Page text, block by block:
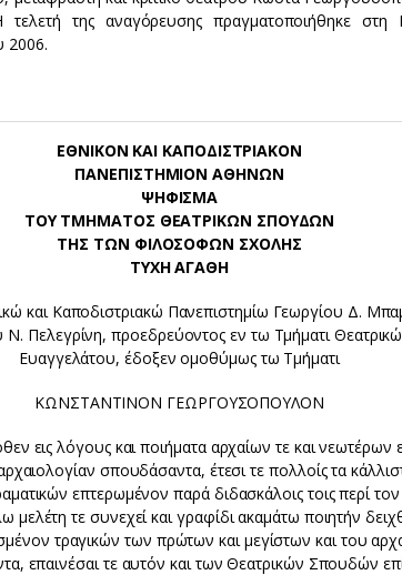
τελετή της αναγόρευσης πραγματοποιήθηκε
2006.
ΕΘΝΙΚΟΝ ΚΑΙ ΚΑΠΟΔΙΣΤΡΙΑΚΟΝ
ΠΑΝΕΠΙΣΤΗΜΙΟΝ ΑΘΗΝΩΝ
ΨΗΦΙΣΜΑ
ΤΟΥ ΤΜΗΜΑΤΟΣ ΘΕΑΤΡΙΚΩΝ ΣΠΟΥΔΩΝ
ΤΗΣ ΤΩΝ ΦΙΛΟΣΟΦΩΝ ΣΧΟΛΗΣ
ΤΥΧΗ ΑΓΑΘΗ
και Καποδιστριακώ Πανεπιστημίω Γεωργίου Δ.
Πελεγρίνη, προεδρεύοντος εν τω Τμήματι
Ευαγγελάτου, έδοξεν ομοθύμως τω Τμήματι
ΚΩΝΣΤΑΝΤΙΝΟΝ ΓΕΩΡΓΟΥΣΟΠΟΥΛΟΝ
εις λόγους και ποιήματα αρχαίων τε και
σπουδάσαντα, έτεσι τε πολλοίς τα
επτερωμένον παρά διδασκάλοις τοις περί
μελέτη τε συνεχεί και γραφίδι ακαμάτω ποιητήν
τραγικών των πρώτων και μεγίστων και του
επαινέσαι τε αυτόν και των Θεατρικών Σπουδών